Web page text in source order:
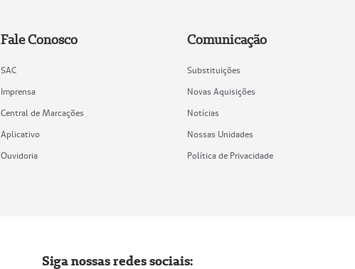
Fale Conosco
SAC
Imprensa
Central de Marcações
Aplicativo
Ouvidoria
Comunicação
Substituições
Novas Aquisições
Notícias
Nossas Unidades
Política de Privacidade
Siga nossas redes sociais: